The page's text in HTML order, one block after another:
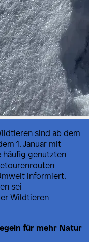
sind ab dem
1. Januar mit
genutzten
informiert.
sei
Wildtieren
für mehr Natur